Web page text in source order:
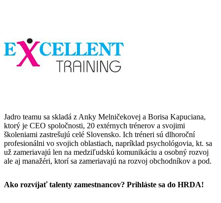
Jadro teamu sa skladá z Anky Melničekovej a Borisa Kapuciana,
ktorý je CEO spoločnosti, 20 extérnych trénerov a svojimi
školeniami zastrešujú celé Slovensko. Ich tréneri sú dlhoroční
profesionálni vo svojich oblastiach, napríklad psychológovia, kt. sa
už zameriavajú len na medziľudskú komunikáciu a osobný rozvoj
ale aj manažéri, ktorí sa zameriavajú na rozvoj obchodníkov a pod.
Ako rozvíjať talenty zamestnancov? Prihláste sa do HRDA!